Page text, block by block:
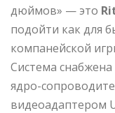
дюймов» — это
подойти как для
компанейской
Система
ядро-
видеоадаптером